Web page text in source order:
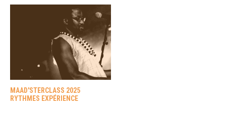
MAAD'STERCLASS 2025
RYTHMES EXPÉRIENCE